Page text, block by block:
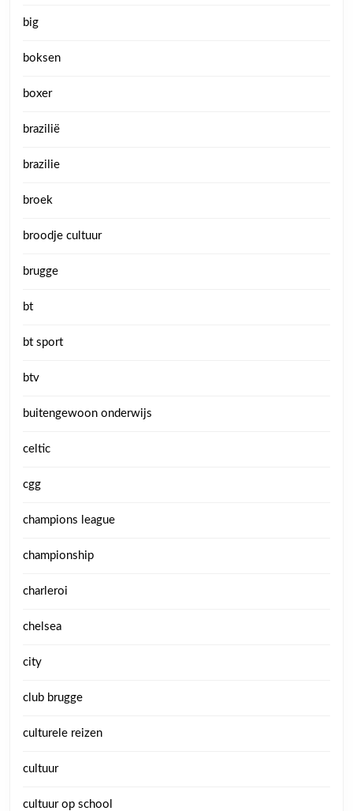
big
boksen
boxer
brazilië
brazilie
broek
broodje cultuur
brugge
bt
bt sport
btv
buitengewoon onderwijs
celtic
cgg
champions league
championship
charleroi
chelsea
city
club brugge
culturele reizen
cultuur
cultuur op school